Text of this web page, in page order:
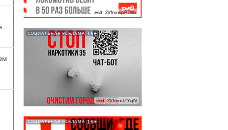
erid: 2VfnxwpP7Wx
СОЦИАЛЬНАЯ РЕКЛАМА 16+
erid: 2VfnxxJZYqN
СОЦИАЛЬНАЯ РЕКЛАМА 16+